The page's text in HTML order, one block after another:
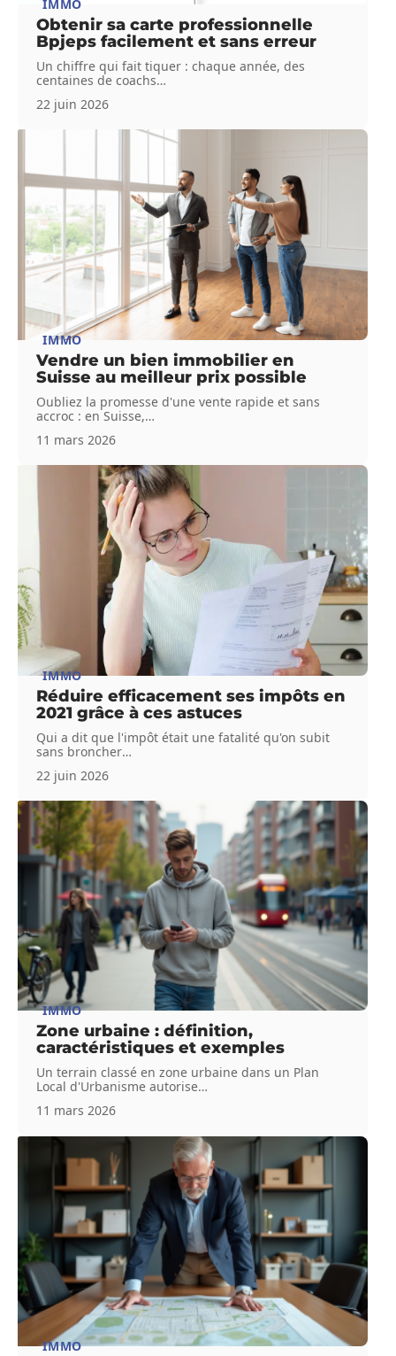
IMMO
Obtenir sa carte professionnelle
Bpjeps facilement et sans erreur
Un chiffre qui fait tiquer : chaque année, des
centaines de coachs…
22 juin 2026
IMMO
Vendre un bien immobilier en
Suisse au meilleur prix possible
Oubliez la promesse d'une vente rapide et sans
accroc : en Suisse,…
11 mars 2026
IMMO
Réduire efficacement ses impôts en
2021 grâce à ces astuces
Qui a dit que l'impôt était une fatalité qu'on subit
sans broncher…
22 juin 2026
IMMO
Zone urbaine : définition,
caractéristiques et exemples
Un terrain classé en zone urbaine dans un Plan
Local d'Urbanisme autorise…
11 mars 2026
IMMO